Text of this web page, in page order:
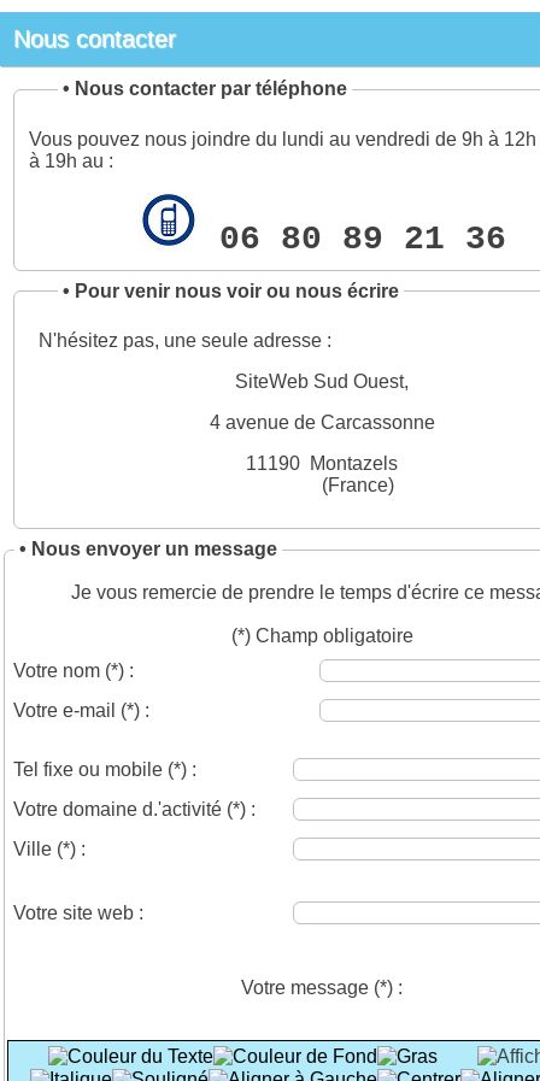
Nous contacter
• Nous contacter par téléphone
Vous pouvez nous joindre du lundi au vendredi de 9h à
à 19h au :
06 80 89 21 36
• Pour venir nous voir ou nous écrire
N'hésitez pas, une seule adresse :
SiteWeb Sud Ouest,
4 avenue de Carcassonne
11190 Montazels
(France)
• Nous envoyer un message
Je vous remercie de prendre le temps d'écrire ce
(*) Champ obligatoire
Votre nom (*) :
Votre e-mail (*) :
Tel fixe ou mobile (*) :
Votre domaine d.'activité (*) :
Ville (*) :
Votre site web :
Votre message (*) :